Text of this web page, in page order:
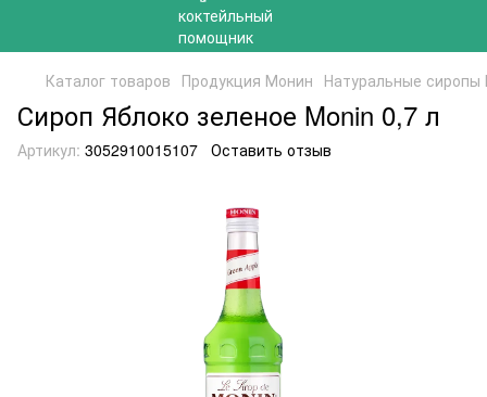
Каталог товаров Продукция Монин Натуральные
Сироп Яблоко зеленое Monin 0,7 л
Артикул: 3052910015107 Оставить отзыв